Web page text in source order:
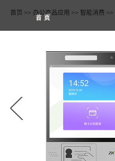
首页 >> 办公产品应用 >> 智能消费 >>